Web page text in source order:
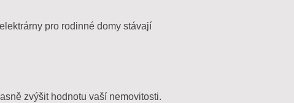
pro rodinné domy stávají
zvýšit hodnotu vaší nemovitosti.